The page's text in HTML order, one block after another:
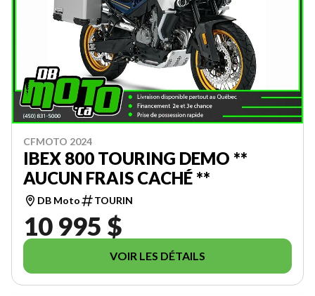
CFMOTO 2024
IBEX 800 TOURING DEMO **
AUCUN FRAIS CACHÉ **
DB Moto TOURIN
10 995 $
VOIR LES DÉTAILS